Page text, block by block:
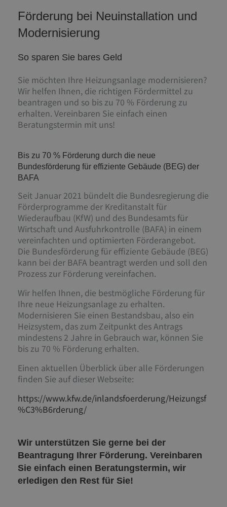
Förderung bei Neuinstallation und
Modernisierung
So sparen Sie bares Geld
Sie möchten Ihre Heizungsanlage modernisieren?
Wir helfen Ihnen, die richtigen Fördermittel zu
beantragen und so bis zu 70 % Förderung zu
erhalten. Vereinbaren Sie einfach einen
Beratungstermin mit uns!
Bis zu 70 % Förderung durch die neue
Bundesförderung für effiziente Gebäude (BEG) der
BAFA
Seit Januar 2021 bündelt die Bundesregierung die
Förderprogramme der Kreditanstalt für
Wiederaufbau (KfW) und des Bundesamts für
Wirtschaft und Ausfuhrkontrolle (BAFA) in einem
vereinfachten und optimierten Förderangebot.
Die Bundesförderung für effiziente Gebäude (BEG)
kann bei der BAFA beantragt werden und soll den
Prozess zur Förderung vereinfachen.
Wir helfen Ihnen, die bestmögliche Förderung für
Ihre neue Heizungsanlage zu erhalten.
Modernisieren Sie einen Bestandsbau, also ein
Heizsystem, das zum Zeitpunkt des Antrags
mindestens 2 Jahre in Gebrauch war, können Sie
bis zu 70 % Förderung erhalten.
Einen aktuellen Überblick über alle Förderungen
finden Sie auf dieser Webseite:
https://www.kfw.de/inlandsfoerderung/Heizungsf
%C3%B6rderung/
Wir unterstützen Sie gerne bei der
Beantragung Ihrer Förderung. Vereinbaren
Sie einfach einen Beratungstermin, wir
erledigen den Rest für Sie!